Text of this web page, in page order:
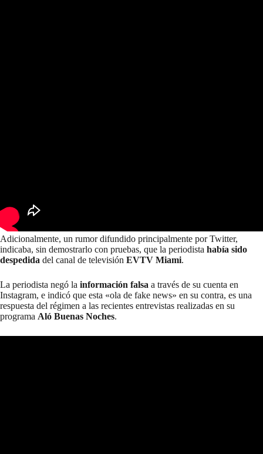
Adicionalmente, un rumor difundido principalmente por Twitter,
indicaba, sin demostrarlo con pruebas, que la periodista había sido
despedida del canal de televisión EVTV Miami.
La periodista negó la información falsa a través de su cuenta en
Instagram, e indicó que esta «ola de fake news» en su contra, es una
respuesta del régimen a las recientes entrevistas realizadas en su
programa Aló Buenas Noches.